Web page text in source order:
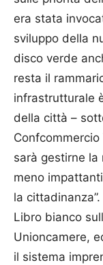
era stata
sviluppo della
disco verde
resta il
infrastrutturale
della città –
Confcommercio
sarà gestirne la
meno
la
Libro bianco
Unioncamere,
il sistema